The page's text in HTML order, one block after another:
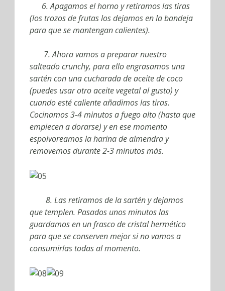
6. Apagamos el horno y retiramos las tiras
(los trozos de frutas los dejamos en la bandeja
para que se mantengan calientes).
7. Ahora vamos a preparar nuestro
salteado crunchy, para ello engrasamos una
sartén con una cucharada de aceite de coco
(puedes usar otro aceite vegetal al gusto) y
cuando esté caliente añadimos las tiras.
Cocinamos 3-4 minutos a fuego alto (hasta que
empiecen a dorarse) y en ese momento
espolvoreamos la harina de almendra y
removemos durante 2-3 minutos más.
8. Las retiramos de la sartén y dejamos
que templen. Pasados unos minutos las
guardamos en un frasco de cristal hermético
para que se conserven mejor si no vamos a
consumirlas todas al momento.